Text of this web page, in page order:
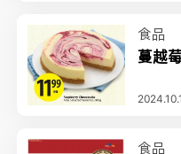
食品
蔓越
食品